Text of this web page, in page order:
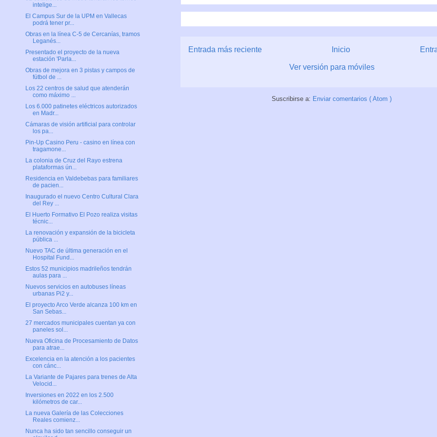
Entrada más reciente Inicio
Ver versión para móviles
Suscribirse a: Enviar comentarios ( Atom )
intelige...
El Campus Sur de la UPM en Vallecas
podrá tener pr...
Obras en la línea C-5 de Cercanías, tramos
Leganés...
Presentado el proyecto de la nueva
estación 'Parla...
Obras de mejora en 3 pistas y campos de
fútbol de ...
Los 22 centros de salud que atenderán
como máximo ...
Los 6.000 patinetes eléctricos autorizados
en Madr...
Cámaras de visión artificial para controlar
los pa...
Pin-Up Casino Peru - casino en línea con
tragamone...
La colonia de Cruz del Rayo estrena
plataformas ún...
Residencia en Valdebebas para familiares
de pacien...
Inaugurado el nuevo Centro Cultural Clara
del Rey ...
El Huerto Formativo El Pozo realiza visitas
técnic...
La renovación y expansión de la bicicleta
pública ...
Nuevo TAC de última generación en el
Hospital Fund...
Estos 52 municipios madrileños tendrán
aulas para ...
Nuevos servicios en autobuses líneas
urbanas Pi2 y...
El proyecto Arco Verde alcanza 100 km en
San Sebas...
27 mercados municipales cuentan ya con
paneles sol...
Nueva Oficina de Procesamiento de Datos
para atrae...
Excelencia en la atención a los pacientes
con cánc...
La Variante de Pajares para trenes de Alta
Velocid...
Inversiones en 2022 en los 2.500
kilómetros de car...
La nueva Galería de las Colecciones
Reales comienz...
Nunca ha sido tan sencillo conseguir un